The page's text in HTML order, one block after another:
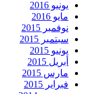
يونيو 2016
مايو 2016
نوفمبر 2015
سبتمبر 2015
يونيو 2015
أبريل 2015
مارس 2015
فبراير 2015